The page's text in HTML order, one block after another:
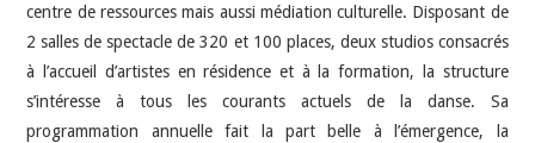
centre de ressources mais aussi médiation culturelle. Disposant de
2 salles de spectacle de 320 et 100 places, deux studios consacrés
à l’accueil d’artistes en résidence et à la formation, la structure
s’intéresse à tous les courants actuels de la danse. Sa
programmation annuelle fait la part belle à l’émergence, la